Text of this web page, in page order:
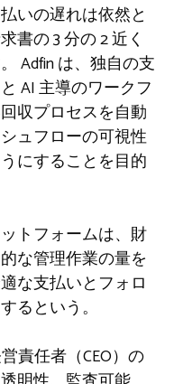
いの遅れは依然と
書の 3 分の 2 近く
Adfin は、独自の支
AI 主導のワークフ
収プロセスを自動
ュフローの可視性
にすることを目的
トフォームは、財
な管理作業の量を
な支払いとフォロ
るという。
責任者（CEO）の